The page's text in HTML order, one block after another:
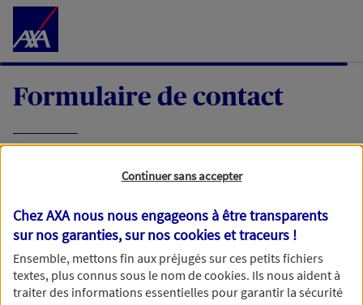
Accéder au Contenu
Formulaire de contact
demande, nous vous répondrons dans les
meilleurs délais par mail ou par téléphone.
Votre message :
Continuer sans accepter
Chez AXA nous nous engageons à être transparents
sur nos garanties, sur noscookies et traceurs !
Ensemble, mettons fin aux préjugés sur ces petits fichiers
textes, plus connus sous le nom decookies. Ils nous aident à
traiter des informations essentielles pour garantir la sécurité